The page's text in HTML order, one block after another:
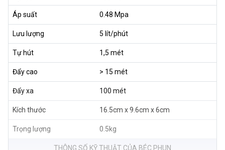
Áp suất 0.48 Mpa
Lưu lượng 5 lít/phút
Tự hút 1,5 mét
Đẩy cao > 15 mét
Đẩy xa 100 mét
Kích thước 16.5cm x 9.6cm x 6cm
Trọng lượng 0.5kg
THÔNG SỐ KỸ THUẬT CỦA BÉC PHUN